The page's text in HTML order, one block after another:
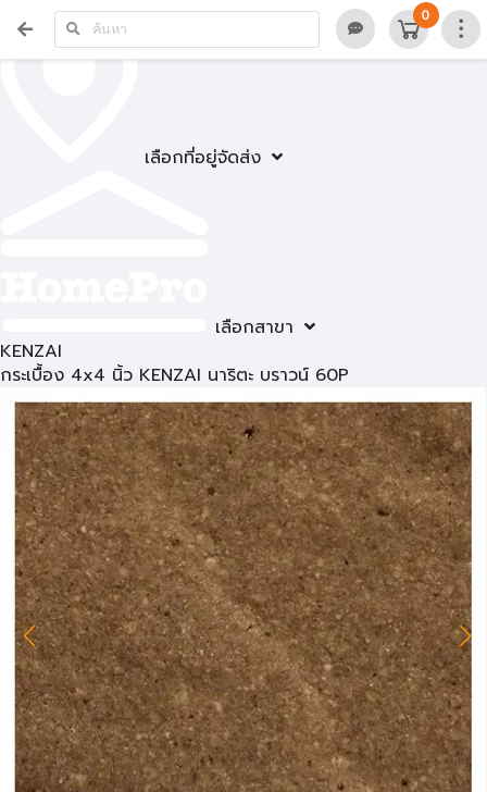
เลือกที่อยู่จัดส่ง
เลือกสาขา
0
KENZAI
กระเบื้อง 4x4 นิ้ว KENZAI นาริตะ บราวน์ 60P